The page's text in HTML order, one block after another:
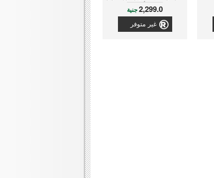
لون أبيض
2,299.0جنية
غير متوفر